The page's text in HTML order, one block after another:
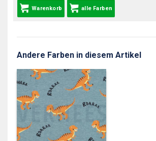
Warenkorb alle Farben
Andere Farben in diesem Artikel